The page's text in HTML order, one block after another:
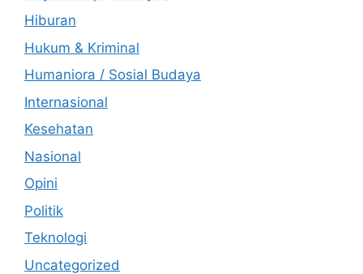
Hiburan
Hukum & Kriminal
Humaniora / Sosial Budaya
Internasional
Kesehatan
Nasional
Opini
Politik
Teknologi
Uncategorized